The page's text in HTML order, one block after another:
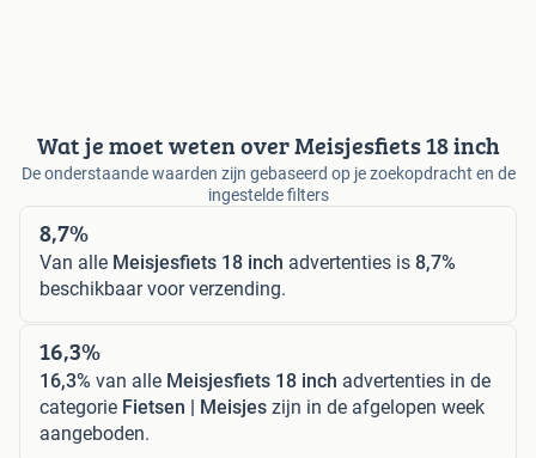
Wat je moet weten over Meisjesfiets 18 inch
De onderstaande waarden zijn gebaseerd op je zoekopdracht en de
ingestelde filters
8,7%
Van alle Meisjesfiets 18 inch advertenties is 8,7%
beschikbaar voor verzending.
16,3%
16,3% van alle Meisjesfiets 18 inch advertenties in de
categorie Fietsen | Meisjes zijn in de afgelopen week
aangeboden.